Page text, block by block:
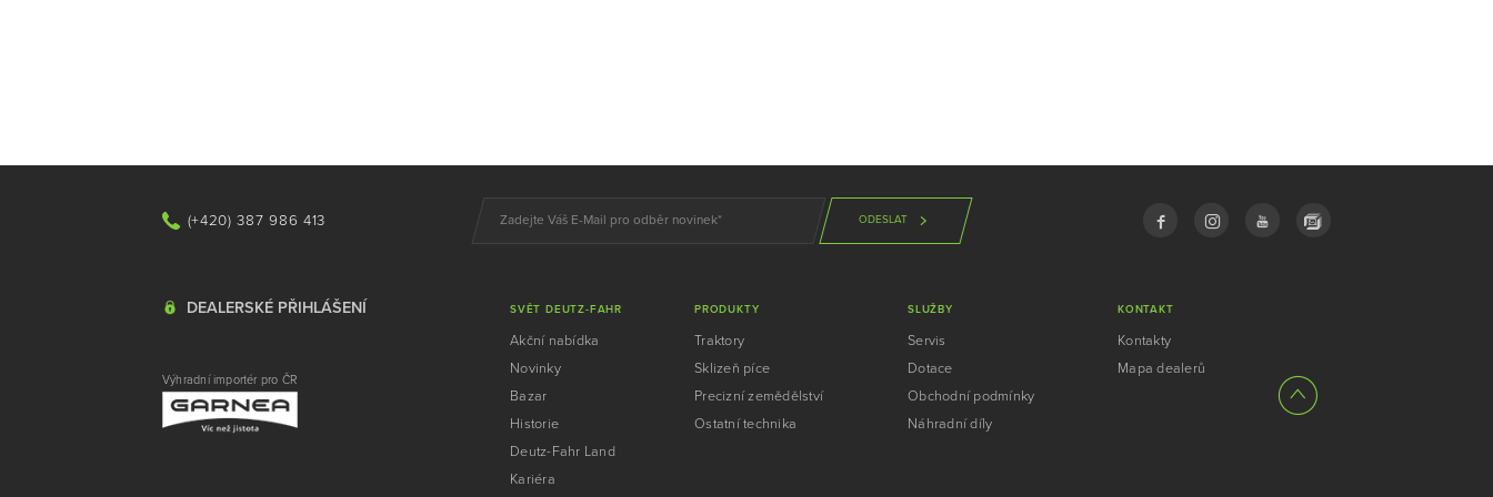
(+420) 387 986 413 ODESLAT
DEALERSKÉ PŘIHLÁŠENÍ
Výhradní importér pro ČR
SVĚT DEUTZ-FAHR
Akční nabídka
Novinky
Bazar
Historie
Deutz-Fahr Land
Kariéra
PRODUKTY
Traktory
Sklizeň píce
Precizní zemědělství
Ostatní technika
SLUŽBY
Servis
Dotace
Obchodní podmínky
Náhradní díly
KONTAKT
Kontakty
Mapa dealerů